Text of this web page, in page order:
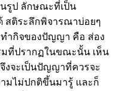
รูป ลักษณะที่เป็น
สติระลึกพิจารณาบ่อยๆ
ำกิจของปัญญา คือ ส่อง
ที่ปรากฏในขณะนั้น เห็น
งจะเป็นปัญญาที่ควรจะ
มไม่ปกติขึ้นมารู้ และก็